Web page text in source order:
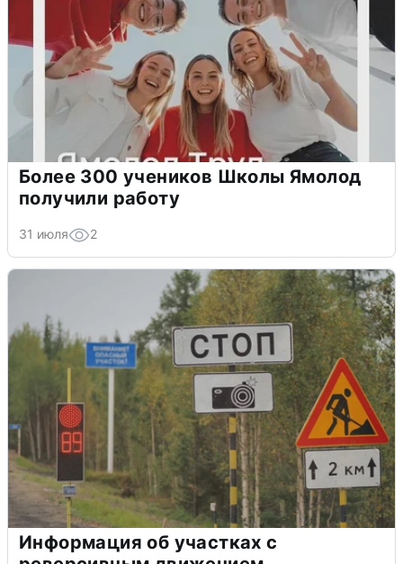
Более 300 учеников Школы Ямолод
получили работу
31 июля 2
Информация об участках с